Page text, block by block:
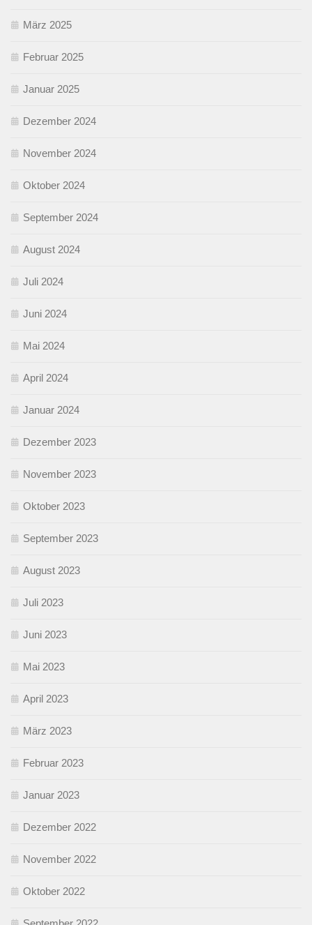
März 2025
Februar 2025
Januar 2025
Dezember 2024
November 2024
Oktober 2024
September 2024
August 2024
Juli 2024
Juni 2024
Mai 2024
April 2024
Januar 2024
Dezember 2023
November 2023
Oktober 2023
September 2023
August 2023
Juli 2023
Juni 2023
Mai 2023
April 2023
März 2023
Februar 2023
Januar 2023
Dezember 2022
November 2022
Oktober 2022